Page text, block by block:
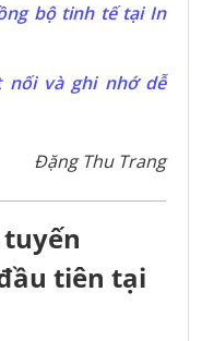
bộ tinh tế tại In
nối và ghi nhớ dễ
Đặng Thu Trang
tiên tại